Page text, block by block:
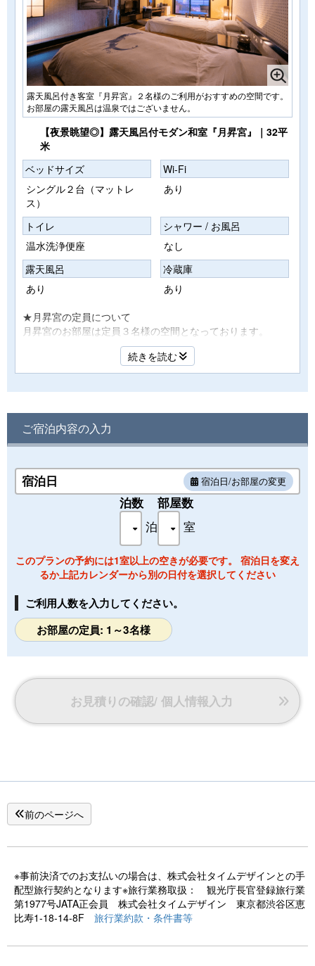
露天風呂付き客室『月昇宮』２名様のご利用がおすすめの空間です。
お部屋の露天風呂は温泉ではございません。
【夜景眺望◎】露天風呂付モダン和室『月昇宮』｜32平
米
ベッドサイズ
シングル２台（マットレ
ス）
Wi-Fi
あり
トイレ
温水洗浄便座
シャワー / お風呂
なし
露天風呂
あり
冷蔵庫
あり
★月昇宮の定員について
月昇宮のお部屋は定員３名様の空間となっております。
あいにくお子様を含んだ3名様以上で1部屋のご利用の場合は
手狭になります。ただし、お客様のご意見やご要望で設定を
させて頂いております。ご了承の程宜しくお願い申し上げま
◆2022年4月より『プラスチック資源循環促進法』という法
律が施行されます◆
お部屋のアメニティはタオル、バスタオルのご用意のみとな
ご不明な点は、お問い合わせくださいませ。
※お部屋のご指定は別途有料となりますのでご連絡下さいま
（状況によりご希望に添えない場合もございます）
続きを読む
ご宿泊内容の入力
宿泊日 宿泊日/お部屋の変更
泊数
泊
部屋数
室
このプランの予約には1室以上の空きが必要です。 宿泊日を変え
るか上記カレンダーから別の日付を選択してください
ご利用人数を入力してください。
お部屋の定員: 1～3名様
お見積りの確認/ 個人情報入力
前のページへ
※事前決済でのお支払いの場合は、株式会社タイムデザインとの手
配型旅行契約となります※旅行業務取扱： 観光庁長官登録旅行業
第1977号JATA正会員 株式会社タイムデザイン 東京都渋谷区恵
比寿1-18-14-8F 旅行業約款・条件書等